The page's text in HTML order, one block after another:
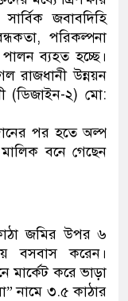
জবাবদিহি
পরিকল্পনা
পালন ব্যহত হচ্ছে।
রাজধানী উন্নয়ন
(ডিজাইন-২) মো:
পর হতে অল্প
বনে গেছেন
জমির উপর ৬
বসবাস করেন।
মার্কেট করে ভাড়া
নামে ৩.৫ কাঠার